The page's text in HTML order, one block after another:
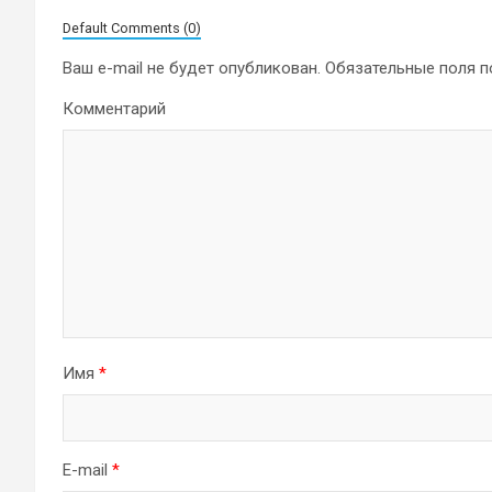
Default Comments (0)
Ваш e-mail не будет опубликован. Обязательные поля
Комментарий
Имя *
E-mail *